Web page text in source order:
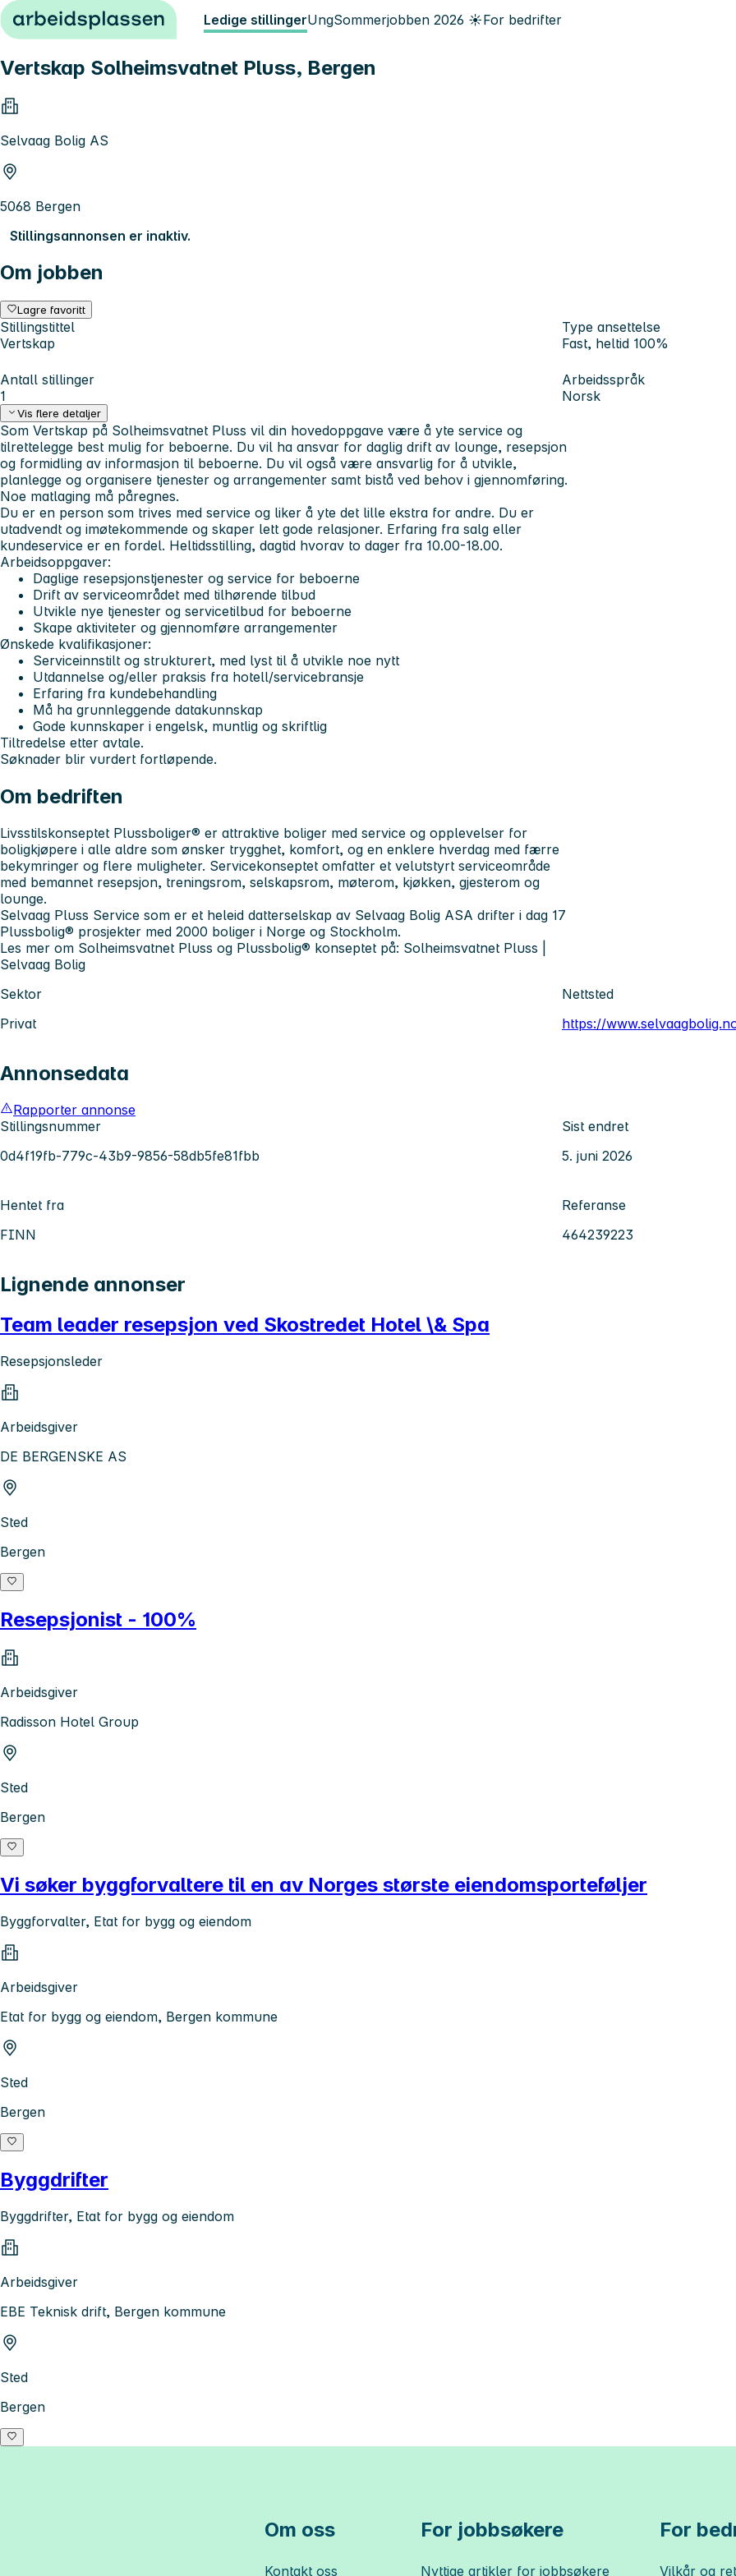
Hopp til innhold Ledige stillingerUngSommerjobben 2026 ☀️For bedrifter
Vertskap Solheimsvatnet Pluss, Bergen
Selvaag Bolig AS
5068 Bergen
Stillingsannonsen er inaktiv.
Om jobben
Lagre favoritt
Stillingstittel
Vertskap
Type ansettelse
Fast, heltid 100%
Antall stillinger
1
Arbeidsspråk
Norsk
Vis flere detaljer
Som Vertskap på Solheimsvatnet Pluss vil din hovedoppgave være å yte service og
tilrettelegge best mulig for beboerne. Du vil ha ansvar for daglig drift av lounge, resepsjon
og formidling av informasjon til beboerne. Du vil også være ansvarlig for å utvikle,
planlegge og organisere tjenester og arrangementer samt bistå ved behov i gjennomføring.
Noe matlaging må påregnes.
Du er en person som trives med service og liker å yte det lille ekstra for andre. Du er
utadvendt og imøtekommende og skaper lett gode relasjoner. Erfaring fra salg eller
kundeservice er en fordel. Heltidsstilling, dagtid hvorav to dager fra 10.00-18.00.
Arbeidsoppgaver:
Daglige resepsjonstjenester og service for beboerne
Drift av serviceområdet med tilhørende tilbud
Utvikle nye tjenester og servicetilbud for beboerne
Skape aktiviteter og gjennomføre arrangementer
Ønskede kvalifikasjoner:
Serviceinnstilt og strukturert, med lyst til å utvikle noe nytt
Utdannelse og/eller praksis fra hotell/servicebransje
Erfaring fra kundebehandling
Må ha grunnleggende datakunnskap
Gode kunnskaper i engelsk, muntlig og skriftlig
Tiltredelse etter avtale.
Søknader blir vurdert fortløpende.
Om bedriften
Livsstilskonseptet Plussboliger® er attraktive boliger med service og opplevelser for
boligkjøpere i alle aldre som ønsker trygghet, komfort, og en enklere hverdag med færre
bekymringer og flere muligheter. Servicekonseptet omfatter et velutstyrt serviceområde
med bemannet resepsjon, treningsrom, selskapsrom, møterom, kjøkken, gjesterom og
lounge.
Selvaag Pluss Service som er et heleid datterselskap av Selvaag Bolig ASA drifter i dag 17
Plussbolig® prosjekter med 2000 boliger i Norge og Stockholm.
Les mer om Solheimsvatnet Pluss og Plussbolig® konseptet på: Solheimsvatnet Pluss |
Selvaag Bolig
Sektor
Privat
Nettsted
https://
Annonsedata
Rapporter annonse
Stillingsnummer
0d4f19fb-779c-43b9-9856-58db5fe81fbb
Sist endret
5. juni 2026
Hentet fra
FINN
Referanse
464239223
Lignende annonser
Team leader resepsjon ved Skostredet Hotel \& Spa
Resepsjonsleder
Arbeidsgiver
DE BERGENSKE AS
Sted
Bergen
Resepsjonist - 100%
Arbeidsgiver
Radisson Hotel Group
Sted
Bergen
Vi søker byggforvaltere til en av Norges største eiendomsporteføljer
Byggforvalter, Etat for bygg og eiendom
Arbeidsgiver
Etat for bygg og eiendom, Bergen kommune
Sted
Bergen
Byggdrifter
Byggdrifter, Etat for bygg og eiendom
Arbeidsgiver
EBE Teknisk drift, Bergen kommune
Sted
Bergen
Om oss
Kontakt oss
For jobbsøkere
Nyttige artikler for jobbsøkere
For
Vilkår og